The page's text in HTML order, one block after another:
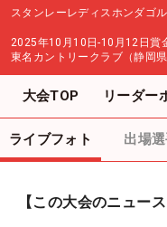
スタンレーレディスホンダゴ
2025年10月10日-10月12日賞
東名カントリークラブ（静岡県
大会TOP リーダー
ライブフォト 出場
【この大会のニュース